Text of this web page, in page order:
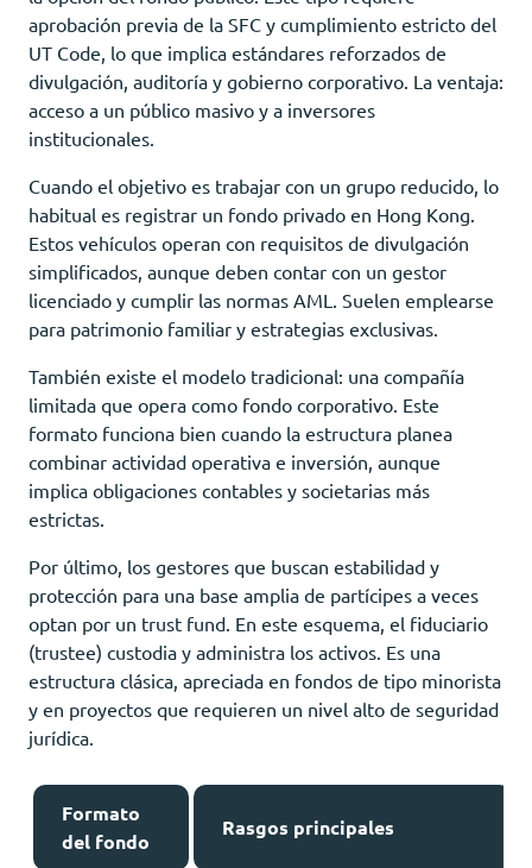
aprobación previa de la SFC y cumplimiento estricto del
UT Code, lo que implica estándares reforzados de
divulgación, auditoría y gobierno corporativo. La ventaja:
acceso a un público masivo y a inversores
institucionales.
Cuando el objetivo es trabajar con un grupo reducido, lo
habitual es registrar un fondo privado en Hong Kong.
Estos vehículos operan con requisitos de divulgación
simplificados, aunque deben contar con un gestor
licenciado y cumplir las normas AML. Suelen emplearse
para patrimonio familiar y estrategias exclusivas.
También existe el modelo tradicional: una compañía
limitada que opera como fondo corporativo. Este
formato funciona bien cuando la estructura planea
combinar actividad operativa e inversión, aunque
implica obligaciones contables y societarias más
estrictas.
Por último, los gestores que buscan estabilidad y
protección para una base amplia de partícipes a veces
optan por un trust fund. En este esquema, el fiduciario
(trustee) custodia y administra los activos. Es una
estructura clásica, apreciada en fondos de tipo minorista
y en proyectos que requieren un nivel alto de seguridad
jurídica.
Formato
del fondo
Rasgos principales